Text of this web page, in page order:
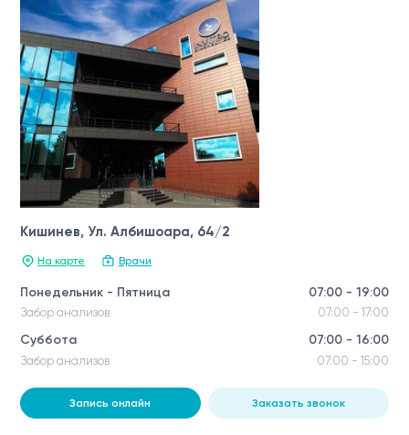
Кишинев, Ул. Албишоара, 64/2
На карте Врачи
Понедельник - Пятница 07:00 - 19:00
Забор анализов 07:00 - 17:00
Суббота 07:00 - 16:00
Забор анализов 07:00 - 15:00
Запись онлайн Заказать звонок